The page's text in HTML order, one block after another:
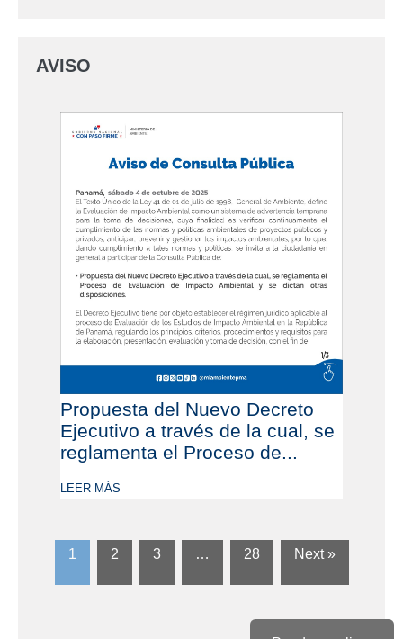
AVISO
Propuesta del Nuevo Decreto
Ejecutivo a través de la cual, se
reglamenta el Proceso de...
LEER MÁS
1 2 3 … 28 Next »